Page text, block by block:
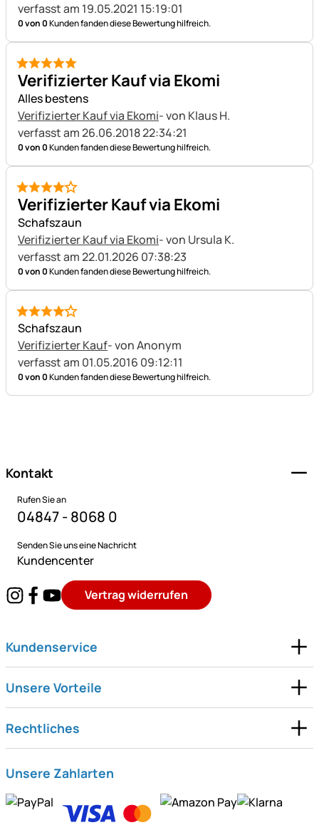
verfasst am 19.05.2021 15:19:01
0 von 0Kunden fanden diese Bewertung hilfreich.
5 von 5
Verifizierter Kauf via Ekomi
Alles bestens
Verifizierter Kauf via Ekomi- von Klaus H.
verfasst am 26.06.2018 22:34:21
0 von 0Kunden fanden diese Bewertung hilfreich.
4 von 5
Verifizierter Kauf via Ekomi
Schafszaun
Verifizierter Kauf via Ekomi- von Ursula K.
verfasst am 22.01.2026 07:38:23
0 von 0Kunden fanden diese Bewertung hilfreich.
4 von 5
Schafszaun
Verifizierter Kauf- von Anonym
verfasst am 01.05.2016 09:12:11
0 von 0Kunden fanden diese Bewertung hilfreich.
Kontakt
Rufen Sie an
04847 - 8068 0
Senden Sie uns eine Nachricht
Kundencenter
Vertrag widerrufen
Kundenservice
Unsere Vorteile
Rechtliches
Unsere Zahlarten